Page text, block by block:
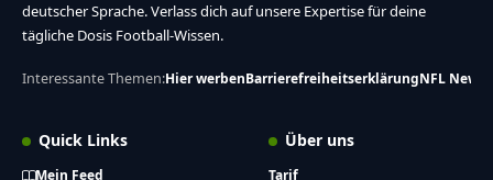
deutscher Sprache. Verlass dich auf unsere Expertise für deine
tägliche Dosis Football-Wissen.
Interessante Themen:Hier werbenBarrierefreiheitserklärungNFL News
Quick Links
Mein Feed
Über uns
Tarif